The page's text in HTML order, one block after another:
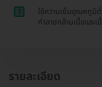
1
ใช้ความเย็นอุณหภูมิต่
ทำลายกล้ามเนื้อและเ
รายละเอียด